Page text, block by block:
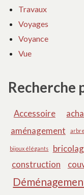
Travaux
Voyages
Voyance
Vue
Recherche
Accessoire
aménagement
bijoux élégants
construction